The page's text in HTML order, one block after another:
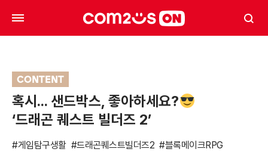
CONTENT
혹시… 샌드박스, 좋아하세요?
‘드래곤 퀘스트 빌더즈 2’
#게임탐구생활 #드래곤퀘스트빌더즈2 #블록메이크RPG